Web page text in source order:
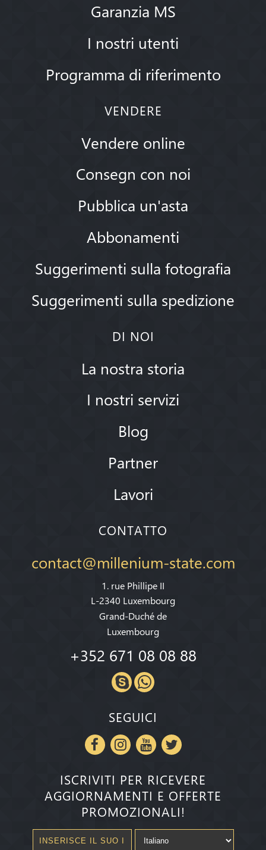
Garanzia MS
I nostri utenti
Programma di riferimento
VENDERE
Vendere online
Consegn con noi
Pubblica un'asta
Abbonamenti
Suggerimenti sulla fotografia
Suggerimenti sulla spedizione
DI NOI
La nostra storia
I nostri servizi
Blog
Partner
Lavori
CONTATTO
contact@millenium-state.com
1. rue Phillipe II
L-2340 Luxembourg
Grand-Duché de
Luxembourg
+352 671 08 08 88
SEGUICI
ISCRIVITI PER RICEVERE
AGGIORNAMENTI E OFFERTE
PROMOZIONALI!